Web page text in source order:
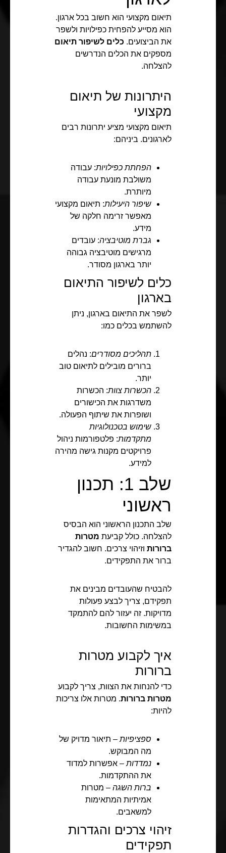
תיאום מקצועי הוא חשוב בכל ארגון.
הוא מסייע להפחית כפילויות ולשפר
את הביצועים. כלים לשיפור תיאום
מספקים את הכלים הנדרשים
להצלחה.
היתרונות של תיאום
מקצועי
תיאום מקצועי מציע יתרונות רבים
לארגונים. ביניהם:
הפחתת כפילויות: עבודה
משולבת מונעת עבודה
מיותרת.
שיפור היעילות: תיאום מקצועי
מאפשר זרימה חלקה של
מידע.
גברת מוטיבציה: עובדים
מרגישים מוטיבציה גבוהה
יותר בארגון מסודר.
כלים לשיפור התיאום
בארגון
לשפר את התיאום בארגון, ניתן
להשתמש בכלים כמו:
תהליכים מסודרים: נהלים
ברורים מובילים לתיאום טוב
יותר.
הכשרות צוות: הכשרות
משדרגות את הכישורים
ושופרות את שיתוף הפעולה.
שימוש בטכנולוגיות
מתקדמות: פלטפורמות ניהול
פרויקטים מקנות גישה מהירה
למידע.
שלב 1: תכנון
ראשוני
שלב התכנון הראשוני הוא הבסיס
להצלחה. כולל קביעת מטרות
ברורות וזיהוי צרכים. חשוב להגדיר
ברור את התפקידים.
להבטיח שהעובדים מבינים את
תפקידם, צריך לבצע פעולות
מדויקות. זה יעזור להם להתמקד
במשימות החשובות.
איך לקבוע מטרות
ברורות
כדי להנחות את הצוות, צריך לקבוע
מטרות ברורות. מטרות אלו צריכות
להיות:
ספציפיות – תיאור מדויק של
מה המבוקש.
נמדדות – אפשרות למדוד
את ההתקדמות.
ברות השגה – מטרות
אמיתיות המתאימות
למשאבים.
זיהוי צרכים והגדרות
תפקידים